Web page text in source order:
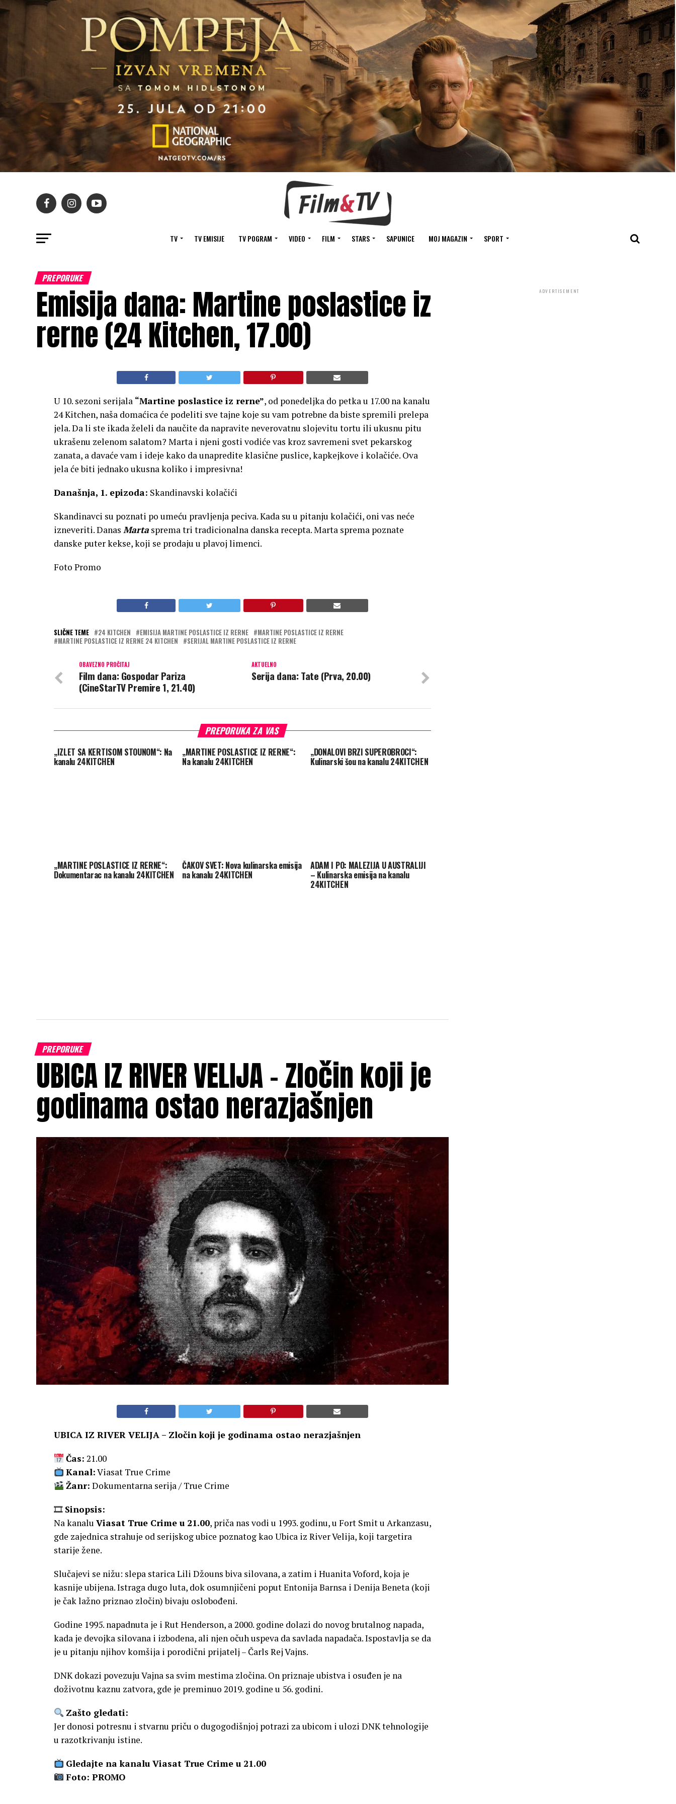
TV TV EMISIJE TV POGRAM VIDEO FILM STARS SAPUNICE MOJ MAGAZIN SPORT
PREPORUKE
Emisija dana: Martine poslastice iz
rerne (24 Kitchen, 17.00)
U 10. sezoni serijala “Martine poslastice iz rerne”, od ponedeljka do petka u 17.00 na kanalu
24 Kitchen, naša domaćica će podeliti sve tajne koje su vam potrebne da biste spremili prelepa
jela. Da li ste ikada želeli da naučite da napravite neverovatnu slojevitu tortu ili ukusnu pitu
ukrašenu zelenom salatom? Marta i njeni gosti vodiće vas kroz savremeni svet pekarskog
zanata, a davaće vam i ideje kako da unapredite klasične puslice, kapkejkove i kolačiće. Ova
jela će biti jednako ukusna koliko i impresivna!
Današnja, 1. epizoda: Skandinavski kolačići
Skandinavci su poznati po umeću pravljenja peciva. Kada su u pitanju kolačići, oni vas neće
izneveriti. Danas Marta sprema tri tradicionalna danska recepta. Marta sprema poznate
danske puter kekse, koji se prodaju u plavoj limenci.
Foto Promo
SLIČNE TEME 24 KITCHEN EMISIJA MARTINE POSLASTICE IZ RERNE
MARTINE POSLASTICE IZ RERNE
MARTINE POSLASTICE IZ RERNE 24 KITCHEN
SERIJAL MARTINE POSLASTICE IZ RERNE
AKTUELNO
Serija dana: Tate (Prva, 20.00)
OBAVEZNO PROČITAJ
Film dana: Gospodar Pariza
(CineStarTV Premire 1, 21.40)
PREPORUKA ZA VAS
„IZLET SA KERTISOM STOUNOM“: Na
kanalu 24KITCHEN
„MARTINE POSLASTICE IZ RERNE“:
Na kanalu 24KITCHEN
„DONALOVI BRZI SUPEROBROCI“:
Kulinarski šou na kanalu 24KITCHEN
„MARTINE POSLASTICE IZ RERNE“:
Dokumentarac na kanalu 24KITCHEN
ČAKOV SVET: Nova kulinarska emisija
na kanalu 24KITCHEN
ADAM I PO: MALEZIJA U AUSTRALIJI
– Kulinarska emisija na kanalu
24KITCHEN
PREPORUKE
UBICA IZ RIVER VELIJA – Zločin koji je
godinama ostao nerazjašnjen
UBICA IZ RIVER VELIJA – Zločin koji je godinama ostao nerazjašnjen
Čas: 21.00
Kanal:Viasat True Crime
Žanr: Dokumentarna serija / True Crime
🎞 Sinopsis:
Na kanalu Viasat True Crime u 21.00, priča nas vodi u 1993. godinu, u Fort Smit u Arkanzasu,
gde zajednica strahuje od serijskog ubice poznatog kao Ubica iz River Velija, koji targetira
starije žene.
Slučajevi se nižu: slepa starica Lili Džouns biva silovana, a zatim i Huanita Voford, koja je
kasnije ubijena. Istraga dugo luta, dok osumnjičeni poput Entonija Barnsa i Denija Beneta (koji
je čak lažno priznao zločin) bivaju oslobođeni.
Godine 1995. napadnuta je i Rut Henderson, a 2000. godine dolazi do novog brutalnog napada,
kada je devojka silovana i izbodena, ali njen očuh uspeva da savlada napadača. Ispostavlja se da
je u pitanju njihov komšija i porodični prijatelj – Čarls Rej Vajns.
DNK dokazi povezuju Vajna sa svim mestima zločina. On priznaje ubistva i osuđen je na
doživotnu kaznu zatvora, gde je preminuo 2019. godine u 56. godini.
Zašto gledati:
Jer donosi potresnu i stvarnu priču o dugogodišnjoj potrazi za ubicom i ulozi DNK tehnologije
u razotkrivanju istine.
Gledajte na kanalu Viasat True Crime u 21.00
Foto: PROMO
ADVERTISEMENT